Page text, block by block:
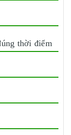
thời điểm